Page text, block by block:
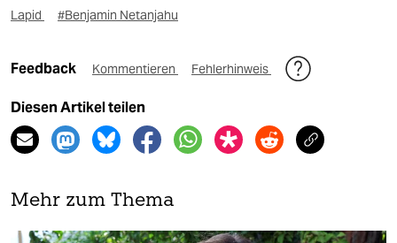
Lapid
#Benjamin Netanjahu
Feedback Kommentieren Fehlerhinweis
Diesen Artikel teilen
Mehr zum Thema